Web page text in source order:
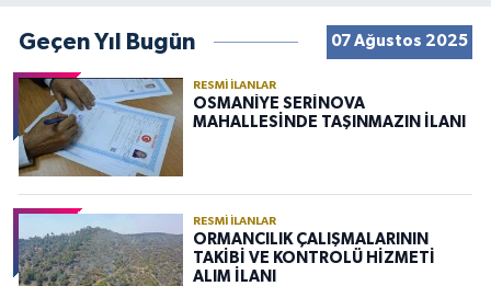
Geçen Yıl Bugün 07 Ağustos 2025
RESMI İLANLAR
OSMANİYE SERİNOVA
MAHALLESİNDE TAŞINMAZIN İLANI
RESMI İLANLAR
ORMANCILIK ÇALIŞMALARININ
TAKİBİ VE KONTROLÜ HİZMETİ
ALIM İLANI